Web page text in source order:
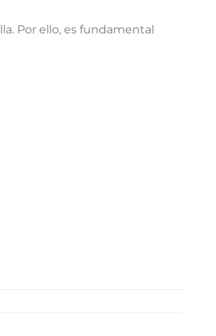
Por ello, es fundamental